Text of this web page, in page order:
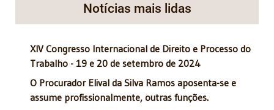
Notícias mais lidas
XIV Congresso Internacional de Direito e Processo do
Trabalho - 19 e 20 de setembro de 2024
O Procurador Elival da Silva Ramos aposenta-se e
assume profissionalmente, outras funções.